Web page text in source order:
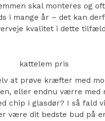
skal monteres og
i mange år – det kan
kvalitet i dette
at prøve kræfter med
eller endnu værre med
chip i glasdør? I så fald
være dit bedste bud på